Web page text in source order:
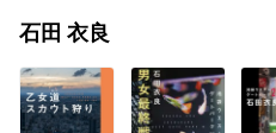
石田 衣良